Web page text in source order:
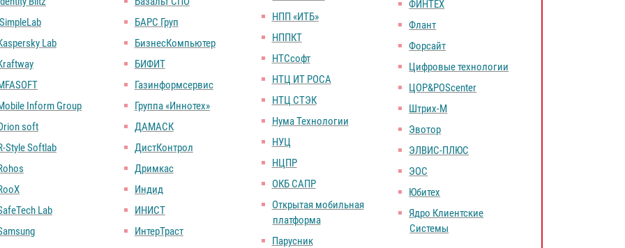
Lab
Inform Group
soft
Style Softlab
Lab
БАРС Груп
БизнесКомпьютер
БИФИТ
Газинформсервис
Группа «Иннотех»
ДАМАСК
ДистКонтрол
Дримкас
Индид
ИНИСТ
ИнтерТраст
НПП «ИТБ»
НППКТ
НТСсофт
НТЦ ИТ РОСА
НТЦ СТЭК
Нума Технологии
НУЦ
НЦПР
ОКБ САПР
Открытая мобильная
платформа
Парусник
ФИНТЕХ
Флант
Форсайт
Цифровые технологии
ЦОР&POScenter
Штрих-М
Эвотор
ЭЛВИС-ПЛЮС
ЭОС
Юбитех
Ядро Клиентские
Системы